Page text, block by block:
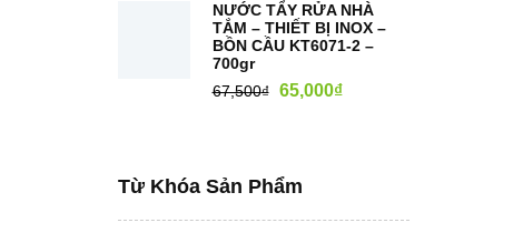
NƯỚC TẨY RỬA NHÀ
TẮM – THIẾT BỊ INOX –
BỒN CẦU KT6071-2 –
700gr
67,500₫ 65,000₫
Từ Khóa Sản Phẩm